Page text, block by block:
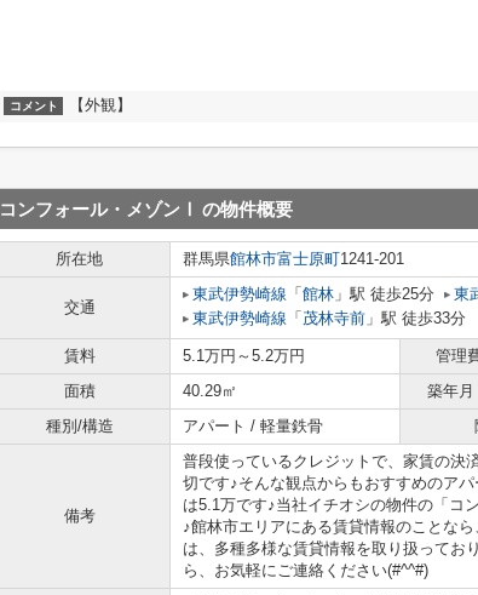
コメント 【外観】
コンフォール・メゾンⅠ の物件概要
所在地 群馬県館林市富士原町1241-201
交通
東武伊勢崎線 「 館林 」駅 徒歩25分 東
東武伊勢崎線 「 茂林寺前 」駅 徒歩33分
賃料 5.1万円～5.2万円 管理
面積
40.29㎡ 築年月
種別/構造
アパート / 軽量鉄骨
備考
普段使っているクレジットで、家賃の決
切です♪そんな観点からもおすすめのア
は5.1万です♪当社イチオシの物件の「
♪館林市エリアにある賃貸情報のことな
は、多種多様な賃貸情報を取り扱ってお
ら、お気軽にご連絡ください(#^^#)